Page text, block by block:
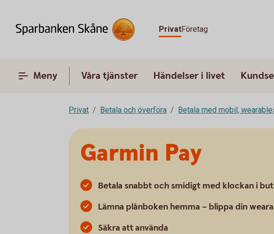
PrivatFöretag
Meny Våra tjänster Händelser i livet
Privat Betala och överföra Betala med mobil,
Garmin Pay
Betala snabbt och smidigt med klockan i
Lämna plånboken hemma – blippa din
Säkra att använda